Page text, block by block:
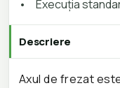
•
Execuția
Descriere
Axul de frezat